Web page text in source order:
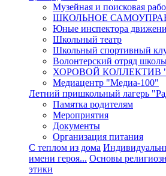
Музейная и поисковая
ШКОЛЬНОЕ
Юные инспектора
Школьный театр
Школьный спортивный
Волонтерский отряд
ХОРОВОЙ КОЛЛЕКТИВ
Медиацентр "Медиа-100"
Летний пришкольный лагерь
Памятка родителям
Мероприятия
Документы
Организация питания
С теплом из дома
имени героя... Основы
этики